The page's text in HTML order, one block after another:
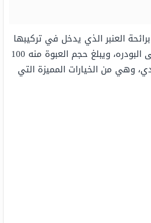
العنبر الذي يدخل في تركيبها
كمكوّن أساسي بالإضافة إلى البودره، ويبلغ حجم العبوة منه 100
ريال سعودي، وهي من الخيارات المميزة التي